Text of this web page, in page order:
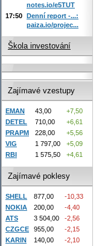
notes.io/e5TUT
17:50 Denní report -...:
paiza.io/projec...
Škola investování
Zajímavé vzestupy
EMAN 43,00
+7,50
DETEL
710,00
+6,61
PRAPM
228,00
+5,56
VIG
1 797,00
+5,09
RBI
1 575,50 +4,61
Zajímavé poklesy
SHELL 877,00
-10,33
NOKIA
200,00
-4,40
ATS
3 504,00
-2,56
CZGCE
955,00
-2,15
KARIN
140,00 -2,10